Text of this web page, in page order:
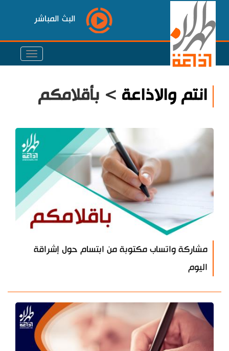
البث المباشر
انتم والاذاعة > بأقلامكم
مشاركة واتساب مكتوبة من ابتسام حول إشراقة
اليوم